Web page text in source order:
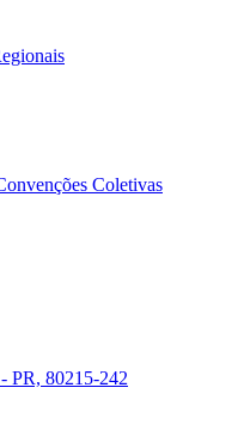
Coletivas
PR, 80215-242